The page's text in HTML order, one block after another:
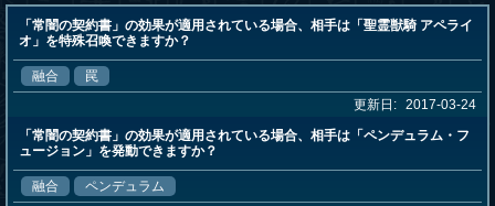
「常闇の契約書」の効果が適用されている場合、相手は「聖霊獣騎 アペライ
オ」を特殊召喚できますか？
融合
罠
更新日: 2017-03-24
「常闇の契約書」の効果が適用されている場合、相手は「ペンデュラム・フ
ュージョン」を発動できますか？
融合
ペンデュラム